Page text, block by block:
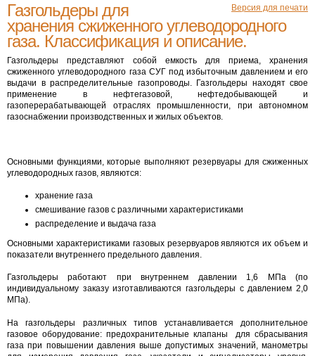
Версия для печати
Газгольдеры для
хранения сжиженного углеводородного
газа. Классификация и описание.
Газгольдеры представляют собой емкость для приема, хранения
сжиженного углеводородного газа СУГ под избыточным давлением и его
выдачи в распределительные газопроводы. Газгольдеры находят свое
применение в нефтегазовой, нефтедобывающей и
газоперерабатывающей отраслях промышленности, при автономном
газоснабжении производственных и жилых объектов.
Основными функциями, которые выполняют резервуары для сжиженных
углеводородных газов, являются:
хранение газа
смешивание газов с различными характеристиками
распределение и выдача газа
Основными характеристиками газовых резервуаров являются их объем и
показатели внутреннего предельного давления.
Газгольдеры работают при внутреннем давлении 1,6 МПа (по
индивидуальному заказу изготавливаются газгольдеры с давлением 2,0
МПа).
На газгольдеры различных типов устанавливается дополнительное
газовое оборудование: предохранительные клапаны для сбрасывания
газа при повышении давления выше допустимых значений, манометры